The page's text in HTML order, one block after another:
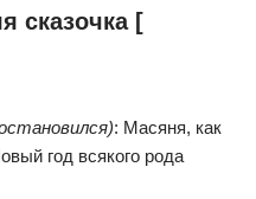
сказочка [
: Масяня, как
год всякого рода